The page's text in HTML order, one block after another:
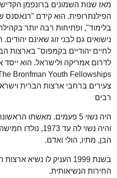
מאז שנות השמונים ברונפמן
הפילנתרופית. הוא קידם "רנאסנס
בלימוד", ופתיחות רבה יותר
נישואים גם לבני זוג שאינם
לחיים יהודיים בקמפוס" בארצות
לדרום אמריקה ולישראל. הוא ייסד
צעירים ברחבי ארצות הברית
רבים
והיה נשוי לה עד
הבן, מתיו, הולי ואדם.
בשנת 1999 העניק לו נשיא
החירות הנשיאותית.